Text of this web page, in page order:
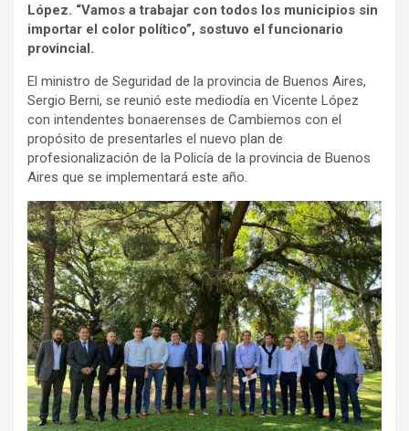
López. “Vamos a trabajar con todos los municipios sin
importar el color político”, sostuvo el funcionario
provincial.
El ministro de Seguridad de la provincia de Buenos Aires,
Sergio Berni, se reunió este mediodía en Vicente López
con intendentes bonaerenses de Cambiemos con el
propósito de presentarles el nuevo plan de
profesionalización de la Policía de la provincia de Buenos
Aires que se implementará este año.